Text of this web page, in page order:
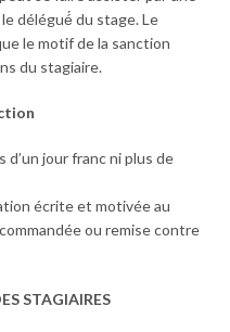
délégué́ du stage. Le
le motif de la sanction
du stagiaire.
jour franc ni plus de
écrite et motivée au
ou remise contre
STAGIAIRES